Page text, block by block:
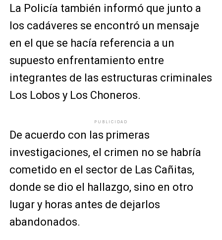
La Policía también informó que junto a
los cadáveres se encontró un mensaje
en el que se hacía referencia a un
supuesto enfrentamiento entre
integrantes de las estructuras criminales
Los Lobos y Los Choneros.
PUBLICIDAD
De acuerdo con las primeras
investigaciones, el crimen no se habría
cometido en el sector de Las Cañitas,
donde se dio el hallazgo, sino en otro
lugar y horas antes de dejarlos
abandonados.